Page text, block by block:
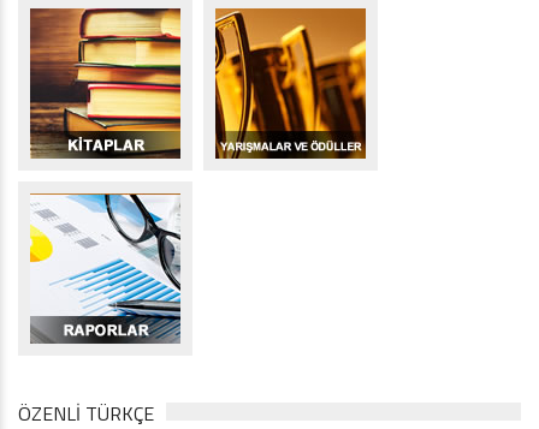
ÖZENLİ TÜRKÇE